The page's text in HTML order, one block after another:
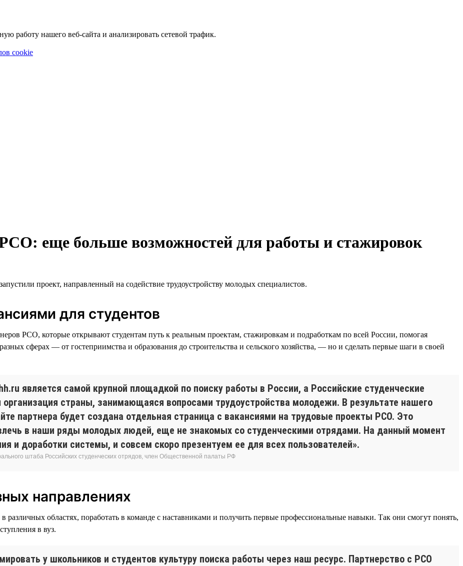
работу нашего веб-сайта и анализировать сетевой трафик.
cookie
еще больше возможностей для работы и стажировок
проект, направленный на содействие трудоустройству молодых специалистов.
для студентов
РСО, которые открывают студентам путь к реальным проектам, стажировкам и подработкам по всей России, помогая
сферах — от гостеприимства и образования до строительства и сельского хозяйства, — но и сделать первые шаги в своей
является самой крупной площадкой по поиску работы в России, а Российские студенческие
страны, занимающаяся вопросами трудоустройства молодежи. В результате нашего
партнера будет создана отдельная страница с вакансиями на трудовые проекты РСО. Это
в наши ряды молодых людей, еще не знакомых со студенческими отрядами. На данный момент
и доработки системы, и совсем скоро презентуем ее для всех пользователей».
штаба Российских студенческих отрядов, член Общественной палаты РФ
направлениях
различных областях, поработать в команде с наставниками и получить первые профессиональные навыки. Так они смогут понять,
в вуз.
у школьников и студентов культуру поиска работы через наш ресурс. Партнерство с РСО